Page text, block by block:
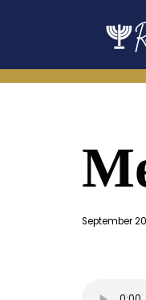
September